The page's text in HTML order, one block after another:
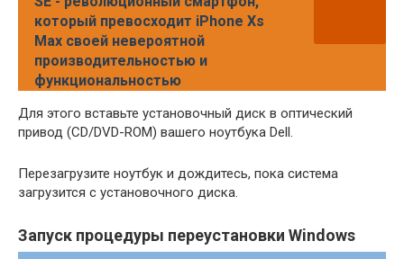
который превосходит iPhone Xs
Max своей невероятной
производительностью и
функциональностью
Для этого вставьте установочный диск в оптический
привод (CD/DVD-ROM) вашего ноутбука Dell.
Перезагрузите ноутбук и дождитесь, пока система
загрузится с установочного диска.
Запуск процедуры переустановки Windows